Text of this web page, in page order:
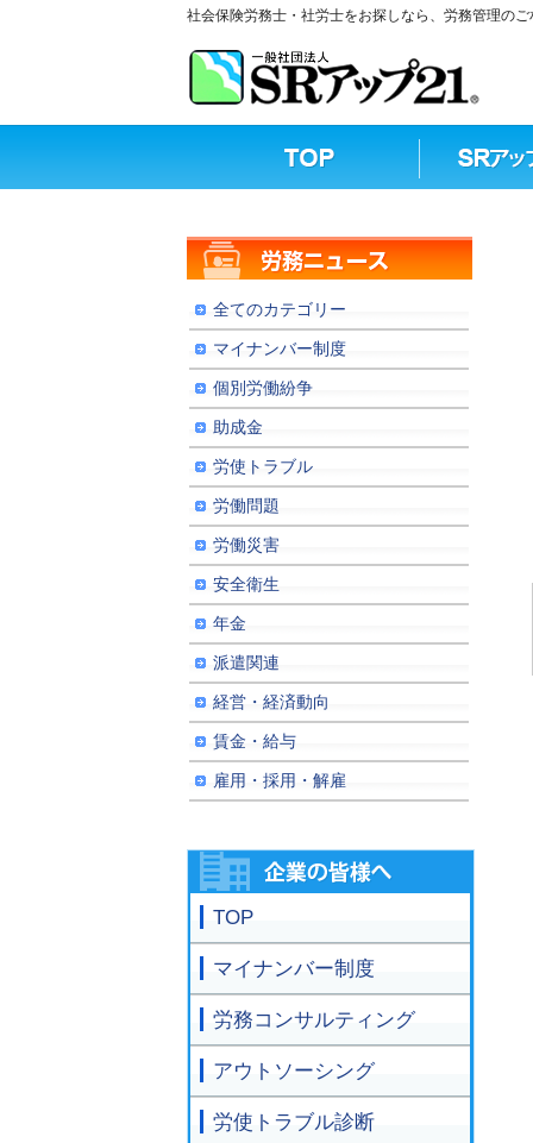
社会保険労務士・社労士をお探しなら、労務管理の
全てのカテゴリー
マイナンバー制度
個別労働紛争
助成金
労使トラブル
労働問題
労働災害
安全衛生
年金
派遣関連
経営・経済動向
賃金・給与
雇用・採用・解雇
TOP
マイナンバー制度
労務コンサルティング
アウトソーシング
労使トラブル診断